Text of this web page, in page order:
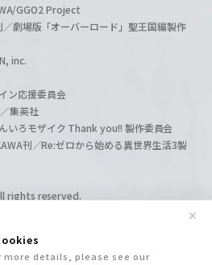
more details, please see our
✕
GGO2 Project
劇場版「オーバーロード」聖王国編製作
inc.
ン応援委員会
集英社
いろモザイク Thank you!! 製作委員会
刊／Re:ゼロから始める異世界生活3製
rights reserved.